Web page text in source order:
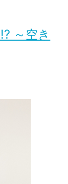
～空き